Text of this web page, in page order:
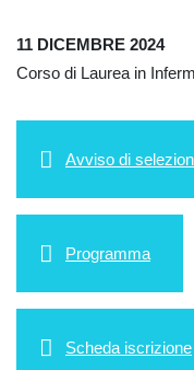
11 DICEMBRE 2024
Corso di Laurea in
Avviso di
Programma
Scheda iscrizione